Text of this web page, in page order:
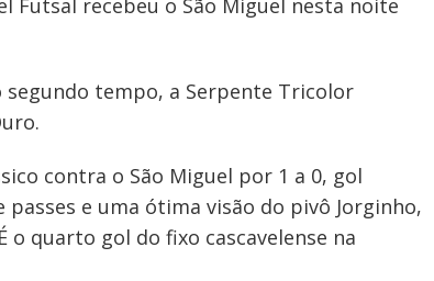
Futsal recebeu o São Miguel nesta noite
tempo, a Serpente Tricolor
contra o São Miguel por 1 a 0, gol
e uma ótima visão do pivô Jorginho,
quarto gol do fixo cascavelense na